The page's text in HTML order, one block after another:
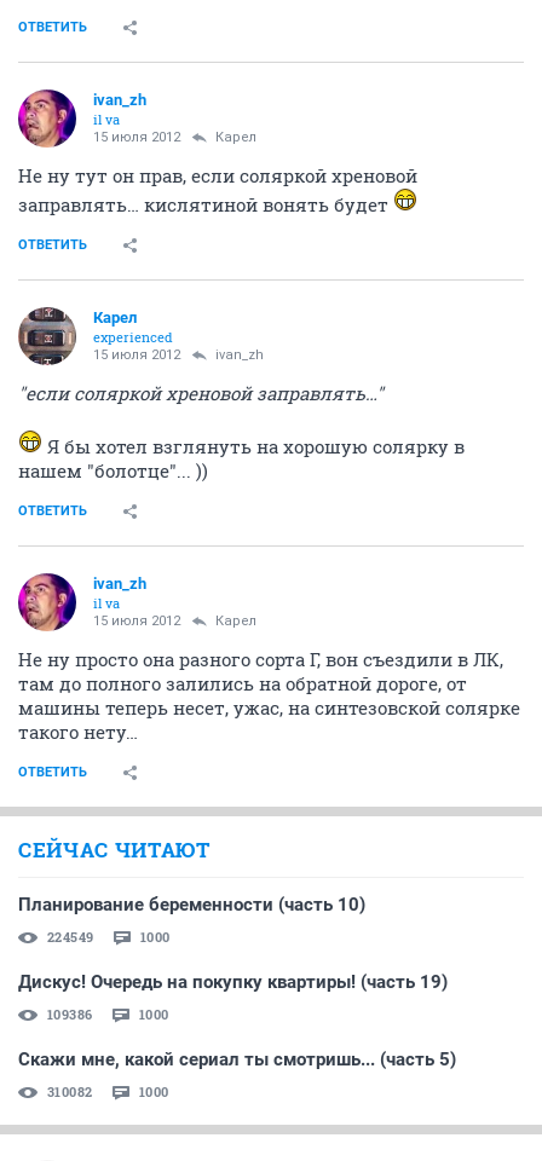
ОТВЕТИТЬ
ivаn_zh
il va
15 июля 2012 Карел
Не ну тут он прав, если соляркой хреновой
заправлять… кислятиной вонять будет
ОТВЕТИТЬ
Карел
experienced
15 июля 2012 ivаn_zh
"если соляркой хреновой заправлять…"
Я бы хотел взглянуть на хорошую солярку в
нашем "болотце"... ))
ОТВЕТИТЬ
ivаn_zh
il va
15 июля 2012 Карел
Не ну просто она разного сорта Г, вон съездили в ЛК,
там до полного залились на обратной дороге, от
машины теперь несет, ужас, на синтезовской солярке
такого нету…
ОТВЕТИТЬ
СЕЙЧАС ЧИТАЮТ
Планирование беременности (часть 10)
224549 1000
Дискус! Очередь на покупку квартиры! (часть 19)
109386 1000
Скажи мне, какой сериал ты смотришь... (часть 5)
310082 1000